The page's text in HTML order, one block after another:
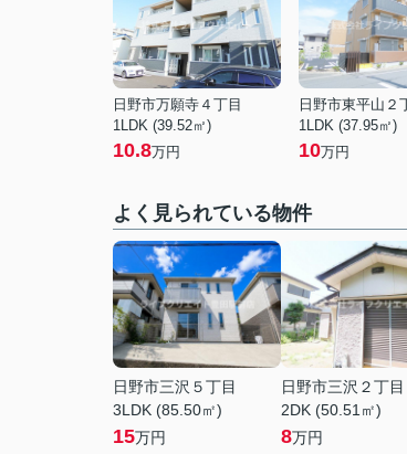
日野市万願寺４丁目
1LDK (39.52㎡)
10.8万円
日野市東平山２
1LDK (37.95㎡)
10万円
よく見られている物件
日野市三沢５丁目
3LDK (85.50㎡)
15万円
日野市三沢２丁目
2DK (50.51㎡)
8万円